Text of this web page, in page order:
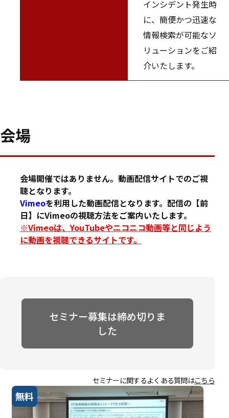
インシデント発生時
に、簡便かつ迅速な
情報検索が可能なソ
リューションをご紹
介いたします。
会場
会場開催ではありません。動画配信サイトでのご視
聴となります。
Vimeoを利用した動画配信となります。配信の【前
日】にVimeoの視聴方法をご案内いたします。
※Vimeoは、YouTubeやニコニコ動画等と同じよう
に動画を視聴できるサイトです。
セミナー募集は締め切りま
した
セミナーに関するよくある質問はこちら
無料